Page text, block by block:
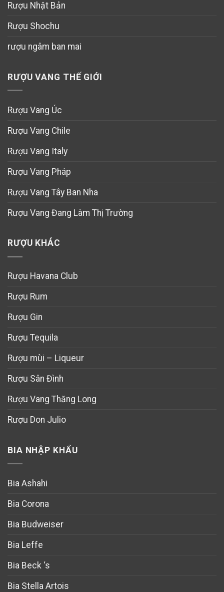
Rượu Nhật Bản
Rượu Shochu
rượu ngâm ban mai
RƯỢU VANG THẾ GIỚI
Rượu Vang Úc
Rượu Vang Chile
Rượu Vang Italy
Rượu Vang Pháp
Rượu Vang Tây Ban Nha
Rượu Vang Đang Làm Thị Trường
RƯỢU KHÁC
Rượu Havana Club
Rượu Rum
Rượu Gin
Rượu Tequila
Rượu mùi – Liqueur
Rượu Sân Đình
Rượu Vang Thăng Long
Rượu Don Julio
BIA NHẬP KHẨU
Bia Ashahi
Bia Corona
Bia Budweiser
Bia Leffe
Bia Beck ‘s
Bia Stella Artois